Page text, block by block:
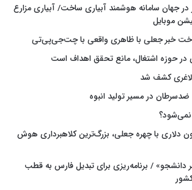
در جهان سامانه هوشمند آبیاری ساخت/ آبیاری مزارع
موبایل
ساخت خبر جعلی با ظاهری واقعی با چت‌جی‌پی‌تی
در حوزه اشتغال، مانع تحقق اهداف است
لاغری کشف شد
در مسیر تولید انبوه
۲۵ میلیون دلاری با چهره جعلی، بزرگ‌ترین کلاهبرداری هوش
دانشجو» / برنامه‌ریزی برای تبدیل فارس به قطب